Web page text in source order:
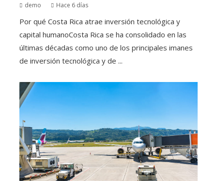
demo Hace 6 días
Por qué Costa Rica atrae inversión tecnológica y
capital humanoCosta Rica se ha consolidado en las
últimas décadas como uno de los principales imanes
de inversión tecnológica y de ...